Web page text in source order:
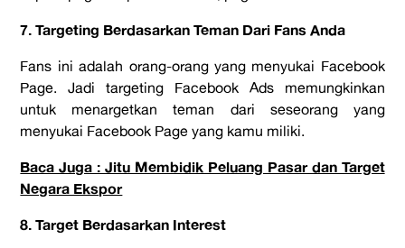
7. Targeting Berdasarkan Teman Dari Fans Anda
Fans ini adalah orang-orang yang menyukai Facebook
Page. Jadi targeting Facebook Ads memungkinkan
untuk menargetkan teman dari seseorang yang
menyukai Facebook Page yang kamu miliki.
Baca Juga : Jitu Membidik Peluang Pasar dan Target
Negara Ekspor
8. Target Berdasarkan Interest